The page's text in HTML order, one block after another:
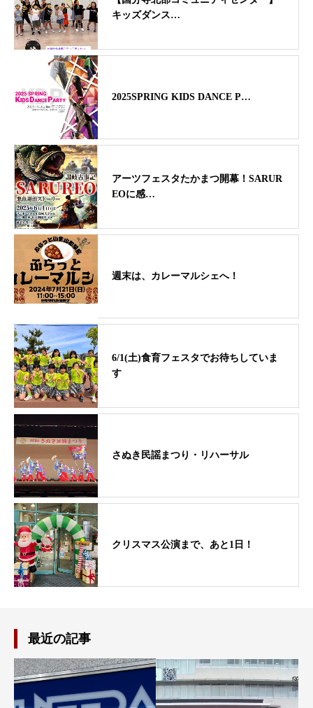
キッズダンス…
2025SPRING KIDS DANCE P…
アーツフェスタたかまつ開幕！SARUR
EOに感…
週末は、カレーマルシェへ！
6/1(土)食育フェスタでお待ちしていま
す
さぬき民謡まつり・リハーサル
クリスマス公演まで、あと1日！
最近の記事